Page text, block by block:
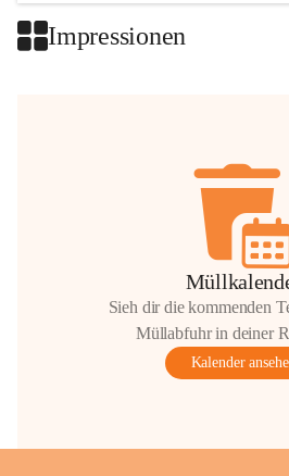
Impressionen
Sieh dir die kommenden
Müllabfuhr in deiner
Kalender